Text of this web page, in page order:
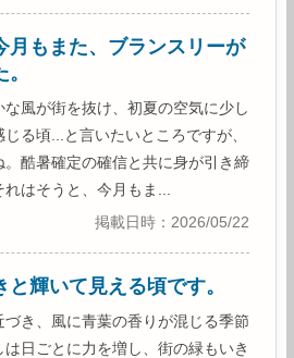
月もまた、ブランスリーが
風が街を抜け、初夏の空気に少し
る頃...と言いたいところですが、
。酷暑確定の確信と共に身が引き締
そうと、今月もま...
掲載日時：2026/05/22
輝いて見える頃です。
き、風に青葉の香りが混じる季節
日ごとに力を増し、街の緑もいき